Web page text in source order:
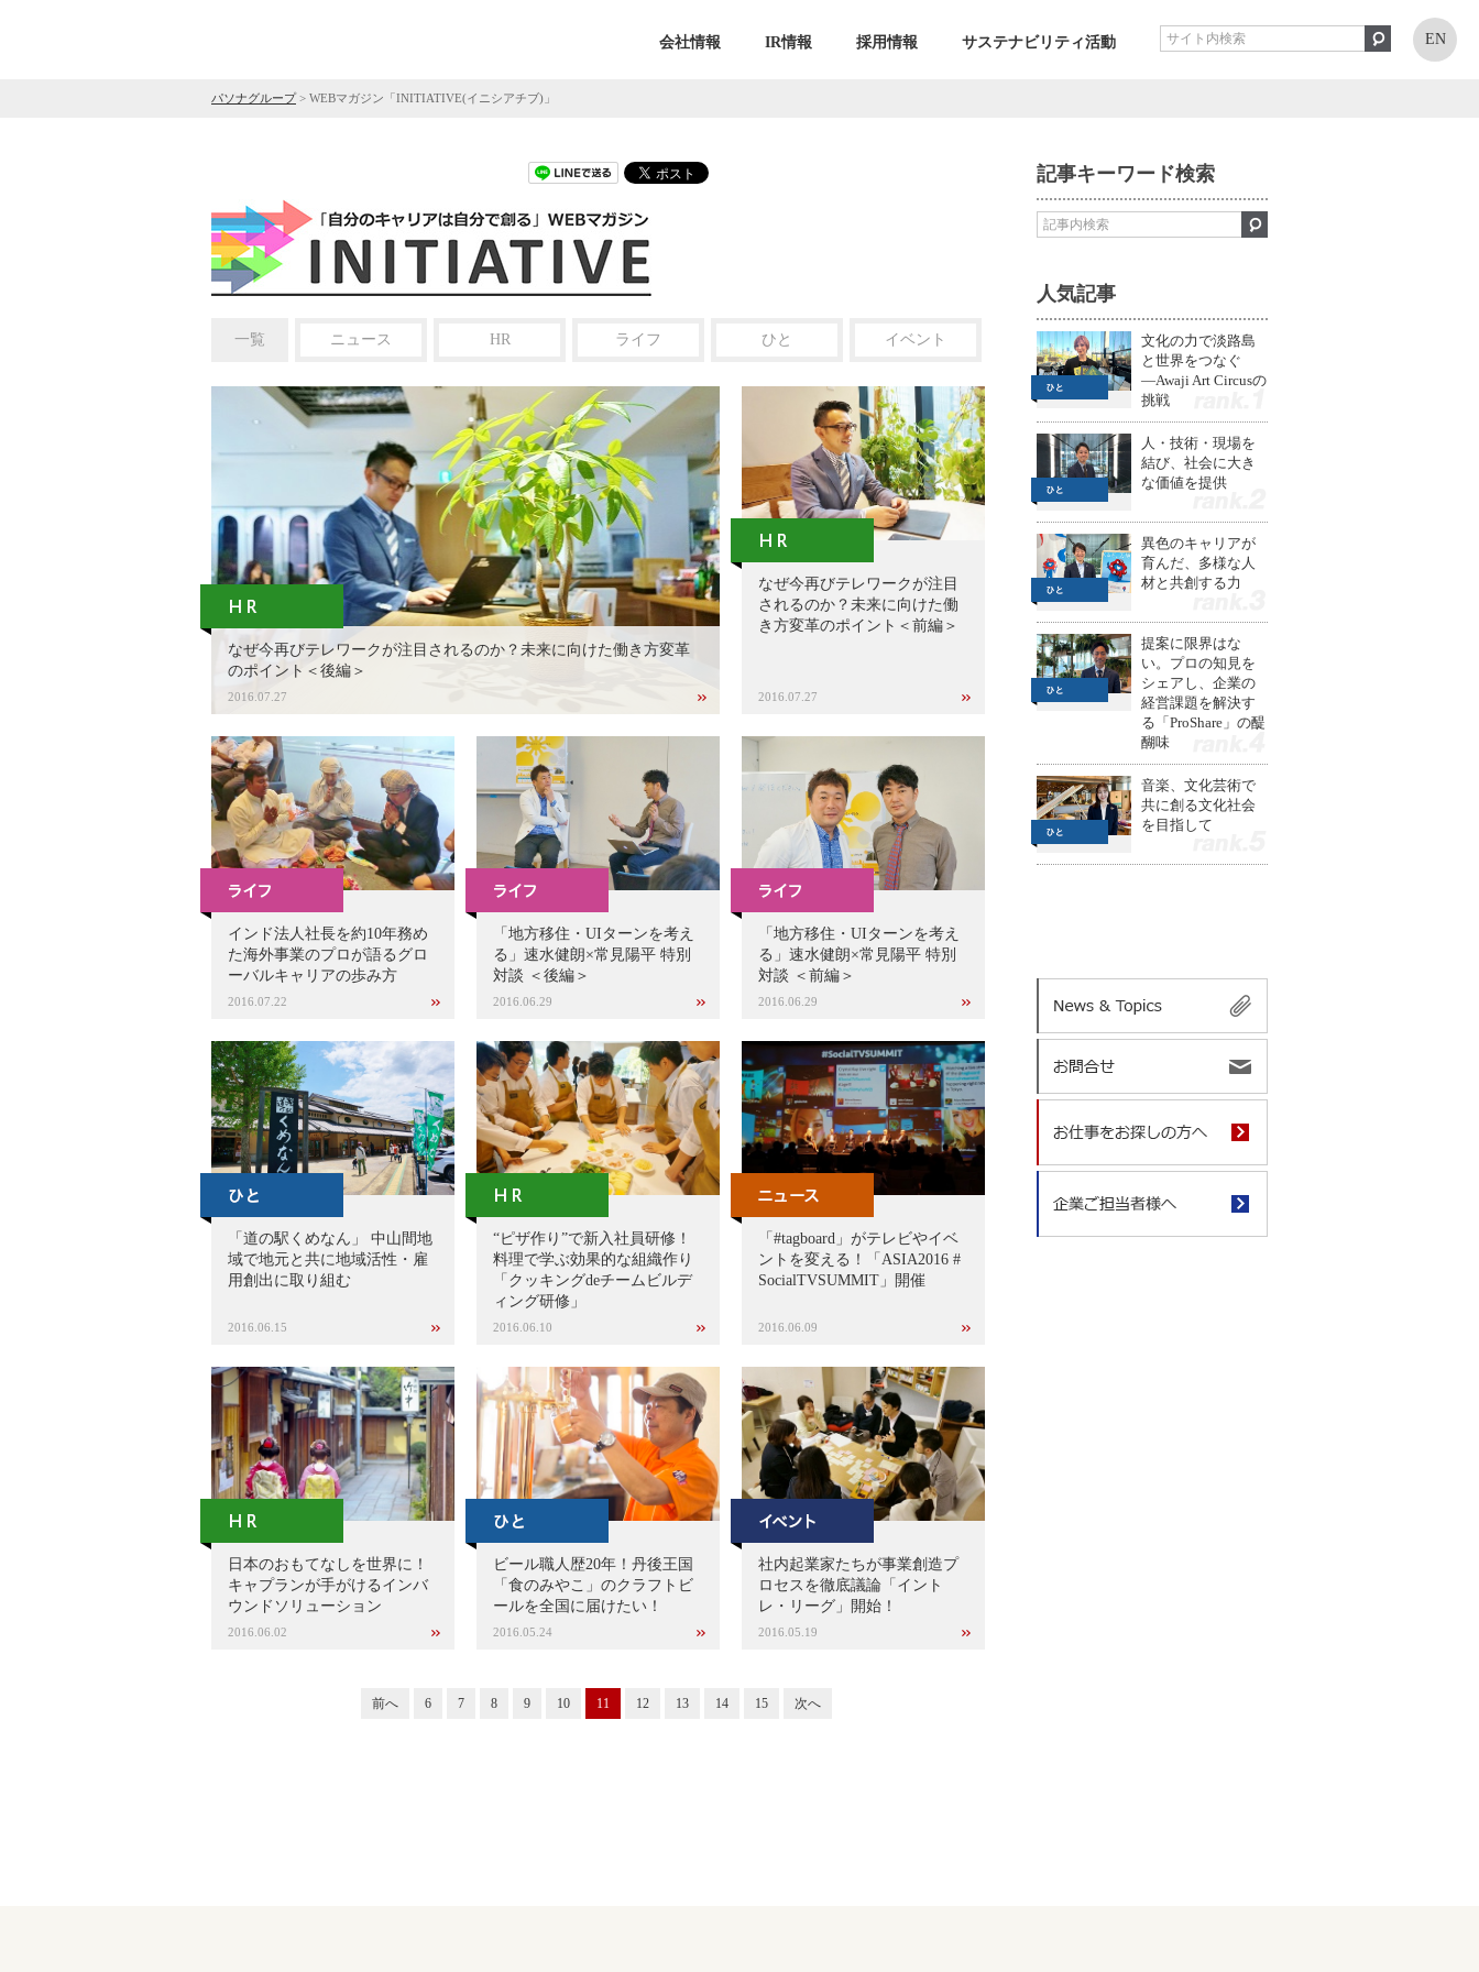
会社情報 IR情報 採用情報 サステナビリティ活動 EN
パソナグループ> WEBマガジン「INITIATIVE(イニシアチブ)」
一覧 ニュース HR ライフ ひと イベント
なぜ今再びテレワークが注目されるのか？未来に向けた働き方変革
のポイント＜後編＞
2016.07.27
なぜ今再びテレワークが注目
されるのか？未来に向けた働
き方変革のポイント＜前編＞
2016.07.27
インド法人社長を約10年務め
た海外事業のプロが語るグロ
ーバルキャリアの歩み方
2016.07.22
「地方移住・UIターンを考え
る」速水健朗×常見陽平 特別
対談 ＜後編＞
2016.06.29
「地方移住・UIターンを考え
る」速水健朗×常見陽平 特別
対談 ＜前編＞
2016.06.29
「道の駅くめなん」 中山間地
域で地元と共に地域活性・雇
用創出に取り組む
2016.06.15
“ピザ作り”で新入社員研修！
料理で学ぶ効果的な組織作り
「クッキングdeチームビルデ
ィング研修」
2016.06.10
「#tagboard」がテレビやイベ
ントを変える！「ASIA2016 #
SocialTVSUMMIT」開催
2016.06.09
日本のおもてなしを世界に！
キャプランが手がけるインバ
ウンドソリューション
2016.06.02
ビール職人歴20年！丹後王国
「食のみやこ」のクラフトビ
ールを全国に届けたい！
2016.05.24
社内起業家たちが事業創造プ
ロセスを徹底議論「イント
レ・リーグ」開始！
2016.05.19
前へ 6 7 8 9 10 11 12 13 14 15 次へ
記事キーワード検索
人気記事
文化の力で淡路島
と世界をつなぐ
—Awaji Art Circusの
挑戦
人・技術・現場を
結び、社会に大き
な価値を提供
異色のキャリアが
育んだ、多様な人
材と共創する力
提案に限界はな
い。プロの知見を
シェアし、企業の
経営課題を解決す
る「ProShare」の醍
醐味
音楽、文化芸術で
共に創る文化社会
を目指して